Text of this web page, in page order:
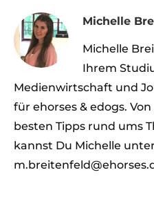
Michelle
Michelle
Ihrem
Medienwirtschaft und
für ehorses & edogs.
besten Tipps rund ums
kannst Du Michelle unter